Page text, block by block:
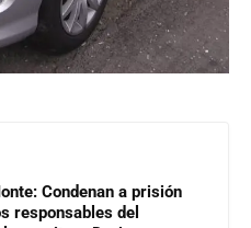
Condenan a prisión
responsables del